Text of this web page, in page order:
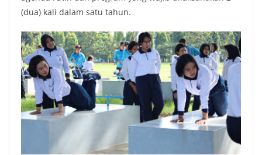
(dua) kali dalam satu tahun.